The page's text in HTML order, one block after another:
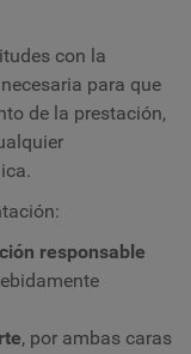
con la
para que
de la prestación,
responsable
, por ambas caras